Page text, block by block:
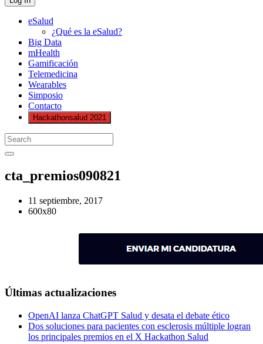
eSalud
¿Qué es la eSalud?
Big Data
mHealth
Gamificación
Telemedicina
Wearables
Simposio
Contacto
Hackathonsalud 2021
cta_premios090821
11 septiembre, 2017
600x80
Últimas actualizaciones
OpenAI lanza ChatGPT Salud y desata el debate ético
Dos soluciones para pacientes con esclerosis múltiple logran
los principales premios en el X Hackathon Salud